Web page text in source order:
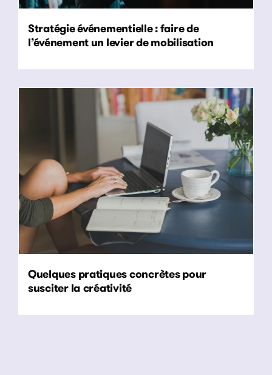
Stratégie événementielle : faire de
l’événement un levier de mobilisation
Quelques pratiques concrètes pour
susciter la créativité